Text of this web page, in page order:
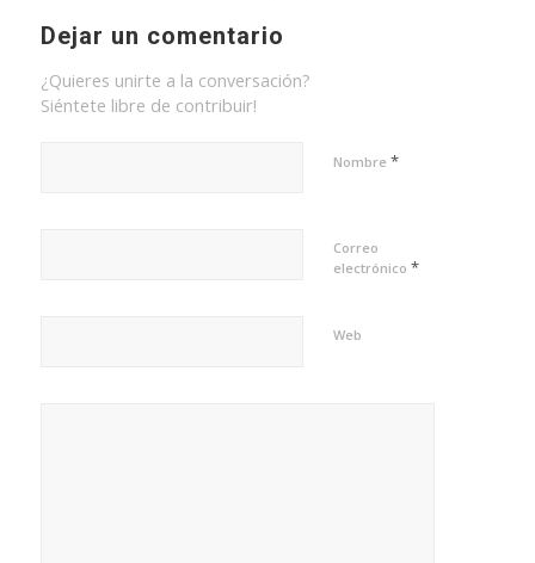
Dejar un comentario
¿Quieres unirte a la conversación?
Siéntete libre de contribuir!
Nombre *
Correo
electrónico *
Web